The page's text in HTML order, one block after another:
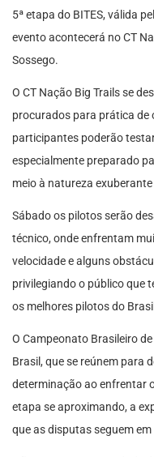
5ª etapa do BITES, válida
evento acontecerá no CT
Sossego.
O CT Nação Big Trails se
procurados para prática de
participantes poderão
especialmente preparado
meio à natureza
Sábado os pilotos serão
técnico, onde enfrentam
velocidade e alguns
privilegiando o público que
os melhores pilotos do
O Campeonato Brasileiro
Brasil, que se reúnem para
determinação ao enfrentar
etapa se aproximando, a
que as disputas seguem